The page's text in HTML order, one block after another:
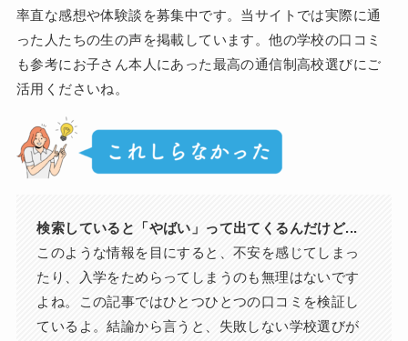
率直な感想や体験談を募集中です。当サイトでは実際に通
った人たちの生の声を掲載しています。他の学校の口コミ
も参考にお子さん本人にあった最高の通信制高校選びにご
活用くださいね。
検索していると「やばい」って出てくるんだけど...
このような情報を目にすると、不安を感じてしまっ
たり、入学をためらってしまうのも無理はないです
よね。この記事ではひとつひとつの口コミを検証し
ているよ。結論から言うと、失敗しない学校選びが